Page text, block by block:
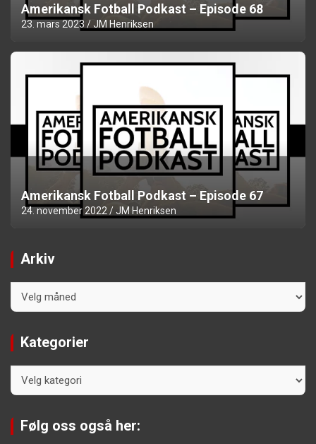
Amerikansk Fotball Podkast – Episode 68
23. mars 2023 JM Henriksen
Amerikansk Fotball Podkast – Episode 67
24. november 2022 JM Henriksen
Arkiv
Kategorier
Følg oss også her: